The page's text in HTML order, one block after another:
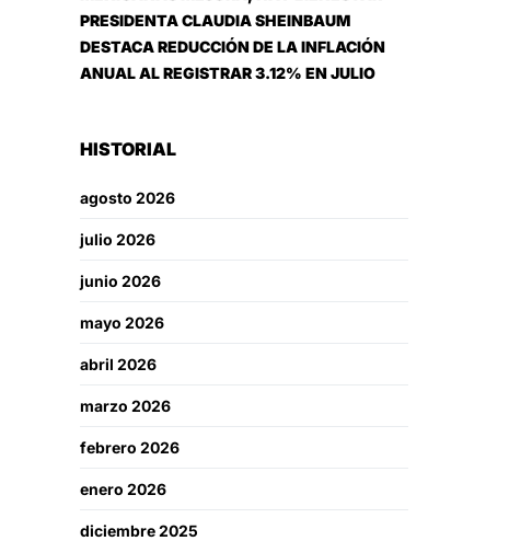
PRESIDENTA CLAUDIA SHEINBAUM
DESTACA REDUCCIÓN DE LA INFLACIÓN
ANUAL AL REGISTRAR 3.12% EN JULIO
HISTORIAL
agosto 2026
julio 2026
junio 2026
mayo 2026
abril 2026
marzo 2026
febrero 2026
enero 2026
diciembre 2025